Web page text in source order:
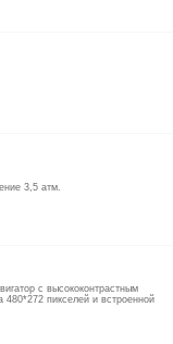
3,5 атм.
с высококонтрастным
пикселей и встроенной